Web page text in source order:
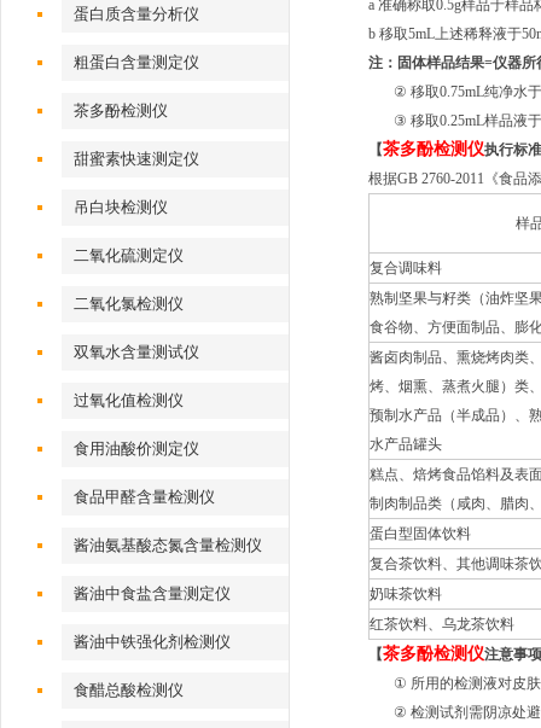
蛋白质含量分析仪
粗蛋白含量测定仪
茶多酚检测仪
甜蜜素快速测定仪
吊白块检测仪
二氧化硫测定仪
二氧化氯检测仪
双氧水含量测试仪
过氧化值检测仪
食用油酸价测定仪
食品甲醛含量检测仪
酱油氨基酸态氮含量检测仪
酱油中食盐含量测定仪
酱油中铁强化剂检测仪
食醋总酸检测仪
a 准确称取0.5g样品于样品
b 移取5mL上述稀释液于
注：固体样品结果=仪器所
② 移取0.75mL纯净水
③ 移取0.25mL样品液
【茶多酚检测仪执行标
根据GB 2760-2011《食品
样
复合调味料
熟制坚果与籽类（油炸坚
食谷物、方便面制品、膨
酱卤肉制品、熏烧烤肉类
烤、烟熏、蒸煮火腿）类
预制水产品（半成品）、
水产品罐头
糕点、焙烤食品馅料及表
制肉制品类（咸肉、腊肉
蛋白型固体饮料
复合茶饮料、其他调味茶
奶味茶饮料
红茶饮料、乌龙茶饮料
【茶多酚检测仪注意事
① 所用的检测液对皮
② 检测试剂需阴凉处